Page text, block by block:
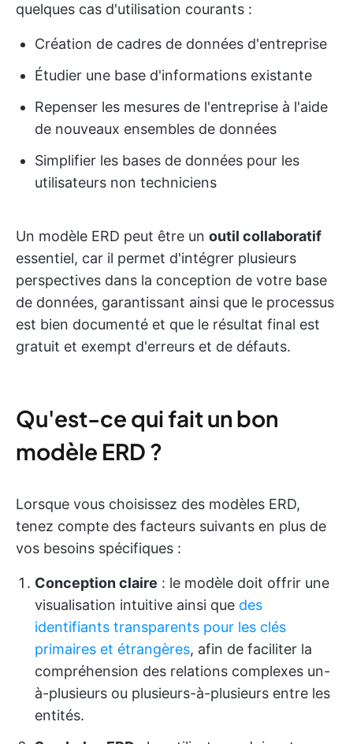
quelques cas d'utilisation courants :
Création de cadres de données d'entreprise
Étudier une base d'informations existante
Repenser les mesures de l'entreprise à l'aide
de nouveaux ensembles de données
Simplifier les bases de données pour les
utilisateurs non techniciens
Un modèle ERD peut être un outil collaboratif
essentiel, car il permet d'intégrer plusieurs
perspectives dans la conception de votre base
de données, garantissant ainsi que le processus
est bien documenté et que le résultat final est
gratuit et exempt d'erreurs et de défauts.
Qu'est-ce qui fait un bon
modèle ERD ?
Lorsque vous choisissez des modèles ERD,
tenez compte des facteurs suivants en plus de
vos besoins spécifiques :
Conception claire : le modèle doit offrir une
visualisation intuitive ainsi que des
identifiants transparents pour les clés
primaires et étrangères, afin de faciliter la
compréhension des relations complexes un-
à-plusieurs ou plusieurs-à-plusieurs entre les
entités.